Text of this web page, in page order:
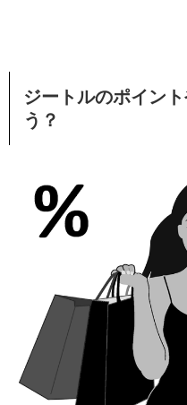
ジートルのポイン
う？